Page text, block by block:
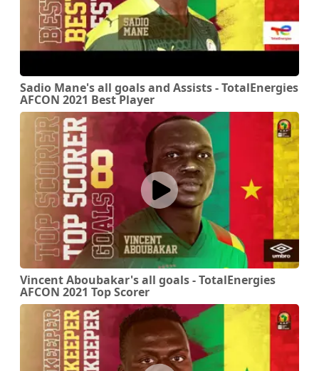
Sadio Mane's all goals and Assists - TotalEnergies
AFCON 2021 Best Player
Vincent Aboubakar's all goals - TotalEnergies
AFCON 2021 Top Scorer